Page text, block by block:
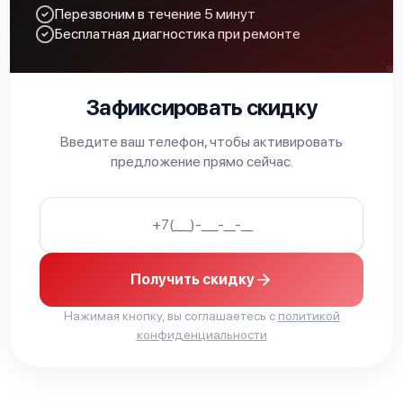
Bosch HSS252A
Bosch HSN895LEU
Перезвоним в течение 5 минут
Бесплатная диагностика при ремонте
Зафиксировать скидку
Введите ваш телефон, чтобы активировать
предложение прямо сейчас.
Получить скидку
Нажимая кнопку, вы соглашаетесь с политикой
конфиденциальности